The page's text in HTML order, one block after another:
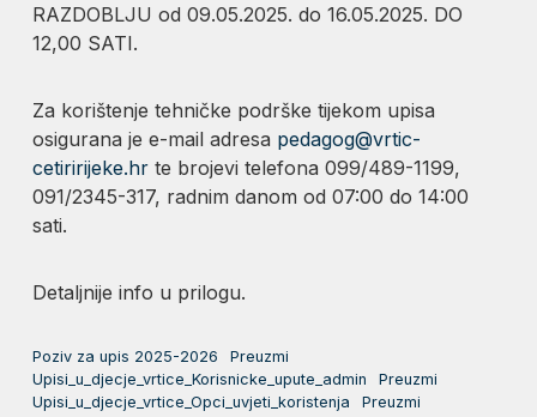
RAZDOBLJU od 09.05.2025. do 16.05.2025. DO
12,00 SATI.
Za korištenje tehničke podrške tijekom upisa
osigurana je e-mail adresa pedagog@vrtic-
cetiririjeke.hr te brojevi telefona 099/489-1199,
091/2345-317, radnim danom od 07:00 do 14:00
sati.
Detaljnije info u prilogu.
Poziv za upis 2025-2026
Preuzmi
Upisi_u_djecje_vrtice_Korisnicke_upute_admin
Preuzmi
Upisi_u_djecje_vrtice_Opci_uvjeti_koristenja
Preuzmi